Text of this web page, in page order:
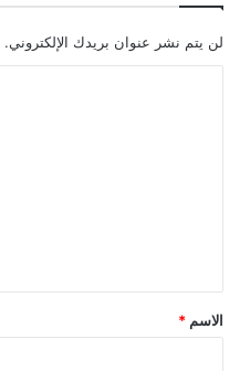
لن يتم نشر عنوان بريدك الإلكتروني.
*
الاسم *